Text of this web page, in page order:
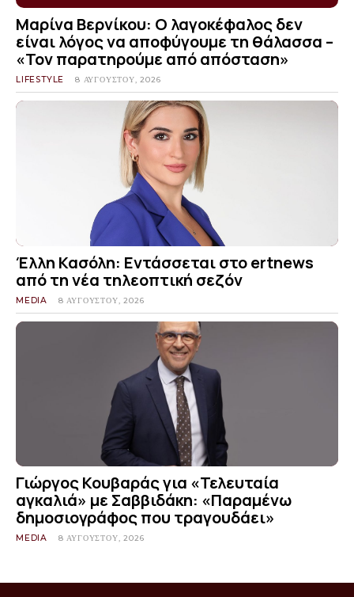
Μαρίνα Βερνίκου: Ο λαγοκέφαλος δεν
είναι λόγος να αποφύγουμε τη θάλασσα –
«Τον παρατηρούμε από απόσταση»
LIFESTYLE 8 ΑΥΓΟΎΣΤΟΥ, 2026
Έλλη Κασόλη: Εντάσσεται στο ertnews
από τη νέα τηλεοπτική σεζόν
MEDIA 8 ΑΥΓΟΎΣΤΟΥ, 2026
Γιώργος Κουβαράς για «Τελευταία
αγκαλιά» με Σαββιδάκη: «Παραμένω
δημοσιογράφος που τραγουδάει»
MEDIA 8 ΑΥΓΟΎΣΤΟΥ, 2026